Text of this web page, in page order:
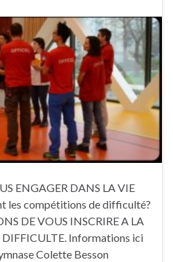
ENGAGER DANS LA VIE
les compétitions de difficulté?
DE VOUS INSCRIRE A LA
Informations ici
Colette Besson